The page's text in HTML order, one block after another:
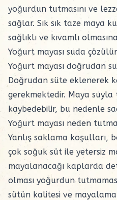
yoğurdun tutmasını ve
sağlar. Sık sık taze maya
sağlıklı ve kıvamlı
Yoğurt mayası suda
Yoğurt mayası doğrudan
Doğrudan süte eklenerek
gerekmektedir. Maya
kaybedebilir, bu nedenle
Yoğurt mayası neden
Yanlış saklama koşulları,
çok soğuk süt ile yetersiz
mayalanacağı kaplarda
olması yoğurdun
sütün kalitesi ve mayalama